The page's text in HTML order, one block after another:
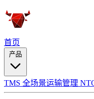
首页
TMS 全场景运输管理